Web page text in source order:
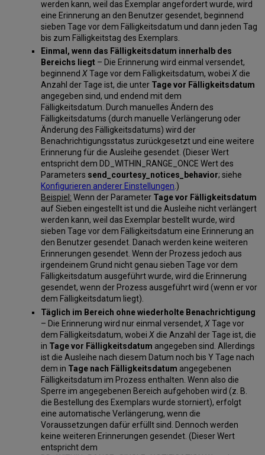
werden kann, weil das Exemplar angefordert wurde, wird
eine Erinnerung an den Benutzer gesendet, beginnend
sieben Tage vor dem Fälligkeitsdatum und dann jeden Tag
bis zum Fälligkeitstag des Exemplars.
Einmal, wenn das Fälligkeitsdatum innerhalb des
Bereichs liegt – Die Erinnerung wird einmal versendet,
beginnendXTage vor dem Fälligkeitsdatum, wobeiX die
Anzahl der Tage ist, die unter Tage vor Fälligkeitsdatum
angegeben sind, und endend mit dem
Fälligkeitsdatum. Durch manuelles Ändern des
Fälligkeitsdatums (durch manuelle Verlängerung oder
Änderung des Fälligkeitsdatums) wird der
Benachrichtigungsstatus zurückgesetzt und eine weitere
Erinnerung für die Ausleihe gesendet. (Dieser Wert
entspricht dem DD_WITHIN_RANGE_ONCE Wert des
Parameters send_courtesy_notices_behavior; siehe
Konfigurieren anderer Einstellungen .)
Beispiel: Wenn der Parameter Tage vor Fälligkeitsdatum
auf Sieben eingestellt ist und die Ausleihe nicht verlängert
werden kann, weil das Exemplar bestellt wurde, wird
sieben Tage vor dem Fälligkeitsdatum eine Erinnerung an
den Benutzer gesendet. Danach werden keine weiteren
Erinnerungen gesendet. Wenn der Prozess jedoch aus
irgendeinem Grund nicht genau sieben Tage vor dem
Fälligkeitsdatum ausgeführt wurde, wird die Erinnerung
gesendet, wenn der Prozess ausgeführt wird (wenn er vor
dem Fälligkeitsdatum liegt).
Täglich im Bereich ohne wiederholte Benachrichtigung
– Die Erinnerung wird nur einmal versendet,XTage vor
dem Fälligkeitsdatum, wobeiX die Anzahl der Tage ist, die
in Tage vor Fälligkeitsdatum angegeben sind. Allerdings
ist die Ausleihe nach diesem Datum noch bis Y Tage nach
dem in Tage nach Fälligkeitsdatum angegebenen
Fälligkeitsdatum im Prozess enthalten. Wenn also die
Sperre im angegebenen Bereich aufgehoben wird (z. B.
die Bestellung des Exemplars wurde storniert), erfolgt
eine automatische Verlängerung, wenn die
Voraussetzungen dafür erfüllt sind. Dennoch werden
keine weiteren Erinnerungen gesendet. (Dieser Wert
entspricht dem